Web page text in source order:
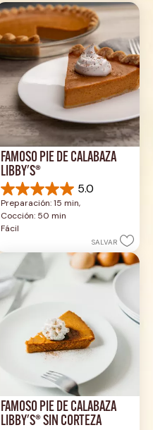
FAMOSO PIE DE CALABAZA
LIBBY'S®
5.0
5.0
de
5
estrellas.
reseñas
Preparación: 15 min,
Cocción: 50 min
Fácil
SALVAR
FAMOSO PIE DE CALABAZA
LIBBY'S® SIN CORTEZA